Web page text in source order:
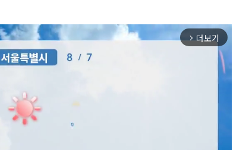
arrow_forward_ios 더보기